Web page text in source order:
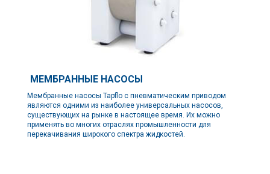
МЕМБРАННЫЕ НАСОСЫ
Мембранные насосы Tapflo с пневматическим приводом
являются одними из наиболее универсальных насосов,
существующих на рынке в настоящее время. Их можно
применять во многих отраслях промышленности для
перекачивания широкого спектра жидкостей.